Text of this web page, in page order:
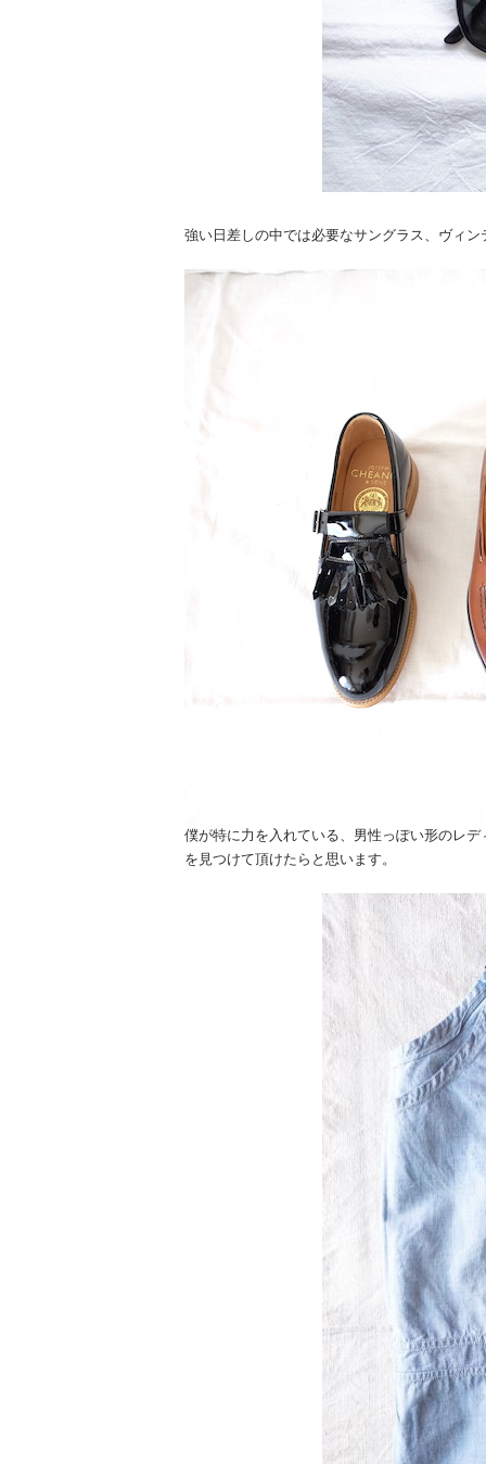
強い日差しの中では必要なサングラス、ヴィ
僕が特に力を入れている、男性っぽい形のレ
を見つけて頂けたらと思います。